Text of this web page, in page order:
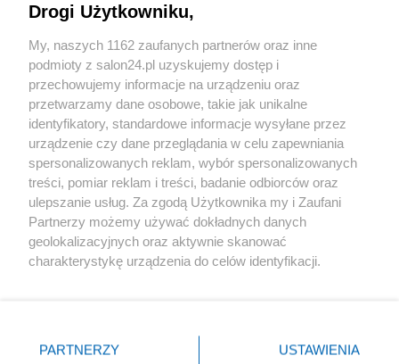
Sport
Społeczeństwo
Kultura
X Facebook Instagram Youtube
Drogi Użytkowniku,
My, naszych 1162 zaufanych partnerów oraz inne
podmioty z salon24.pl uzyskujemy dostęp i
przechowujemy informacje na urządzeniu oraz
przetwarzamy dane osobowe, takie jak unikalne
identyfikatory, standardowe informacje wysyłane przez
urządzenie czy dane przeglądania w celu zapewniania
spersonalizowanych reklam, wybór spersonalizowanych
treści, pomiar reklam i treści, badanie odbiorców oraz
ulepszanie usług. Za zgodą Użytkownika my i Zaufani
Partnerzy możemy używać dokładnych danych
geolokalizacyjnych oraz aktywnie skanować
charakterystykę urządzenia do celów identyfikacji.
zmienić/wycofać klikając przycisk ustawień prywatności
PARTNERZY USTAWIENIA